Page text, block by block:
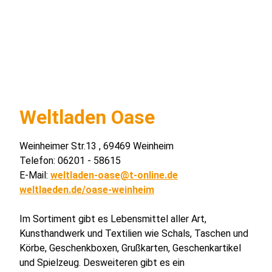
Weltladen Oase
Weinheimer Str.13 , 69469 Weinheim
Telefon: 06201 - 58615
E-Mail: weltladen-oase@t-online.de
weltlaeden.de/oase-weinheim
Im Sortiment gibt es Lebensmittel aller Art,
Kunsthandwerk und Textilien wie Schals, Taschen und
Körbe, Geschenkboxen, Grußkarten, Geschenkartikel
und Spielzeug. Desweiteren gibt es ein